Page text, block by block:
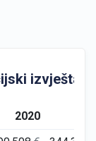
izvještaji
2020